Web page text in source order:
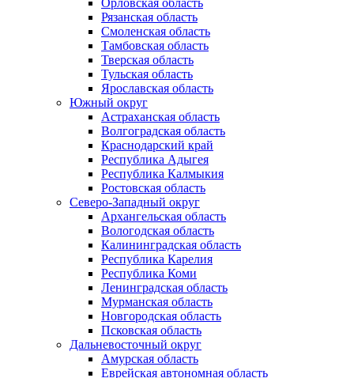
Орловская область
Рязанская область
Смоленская область
Тамбовская область
Тверская область
Тульская область
Ярославская область
Южный округ
Астраханская область
Волгоградская область
Краснодарский край
Республика Адыгея
Республика Калмыкия
Ростовская область
Северо-Западный округ
Архангельская область
Вологодская область
Калининградская область
Республика Карелия
Республика Коми
Ленинградская область
Мурманская область
Новгородская область
Псковская область
Дальневосточный округ
Амурская область
Еврейская автономная область